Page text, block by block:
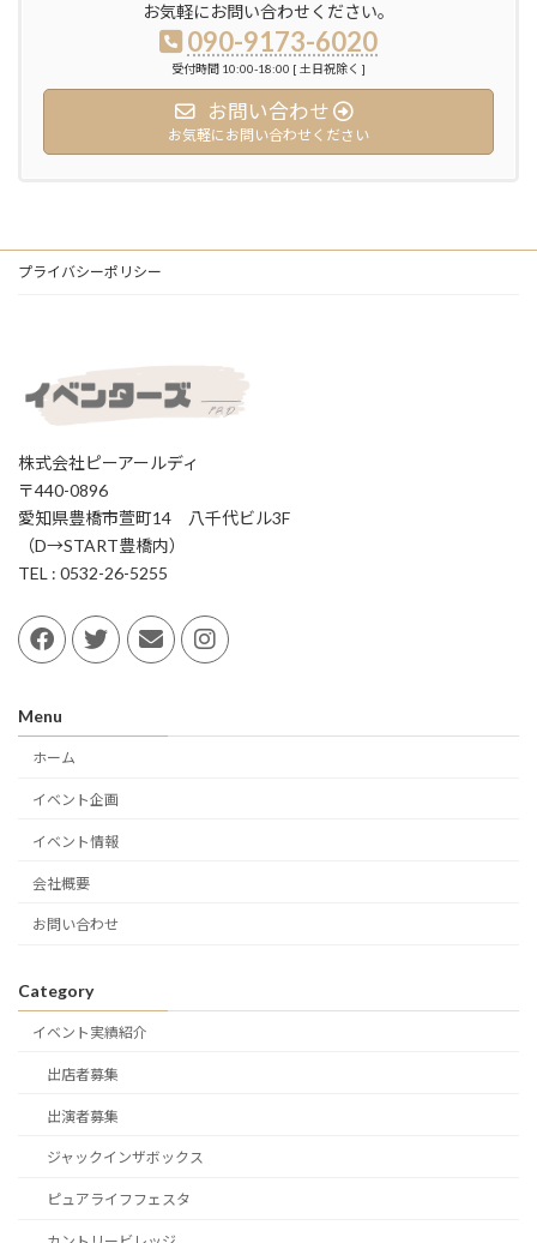
お気軽にお問い合わせください。
090-9173-6020
受付時間 10:00-18:00 [ 土日祝除く ]
お問い合わせ
お気軽にお問い合わせください
プライバシーポリシー
株式会社ピーアールディ
〒440-0896
愛知県豊橋市萱町14 八千代ビル3F
（D→START豊橋内）
TEL : 0532-26-5255
Menu
ホーム
イベント企画
イベント情報
会社概要
お問い合わせ
Category
イベント実績紹介
出店者募集
出演者募集
ジャックインザボックス
ピュアライフフェスタ